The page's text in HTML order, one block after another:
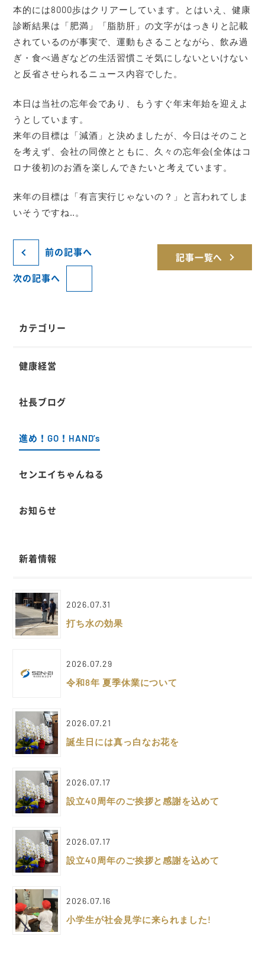
本的には8000歩はクリアーしています。とはいえ、健康
診断結果は「肥満」「脂肪肝」の文字がはっきりと記載
されているのが事実で、運動もさることながら、飲み過
ぎ・食べ過ぎなどの生活習慣こそ気にしないといけない
と反省させられるニュース内容でした。
本日は当社の忘年会であり、もうすぐ年末年始を迎えよ
うとしています。
来年の目標は「減酒」と決めましたが、今日はそのこと
を考えず、会社の同僚とともに、久々の忘年会(全体はコ
ロナ後初)のお酒を楽しんできたいと考えています。
来年の目標は「有言実行じゃないの？」と言われてしま
いそうですね‥。
前の記事へ
記事一覧へ
次の記事へ
カテゴリー
健康経営
社長ブログ
進め！GO！HAND’s
センエイちゃんねる
お知らせ
新着情報
2026.07.31
打ち水の効果
2026.07.29
令和8年 夏季休業について
2026.07.21
誕生日には真っ白なお花を
2026.07.17
設立40周年のご挨拶と感謝を込めて
2026.07.17
設立40周年のご挨拶と感謝を込めて
2026.07.16
小学生が社会見学に来られました!